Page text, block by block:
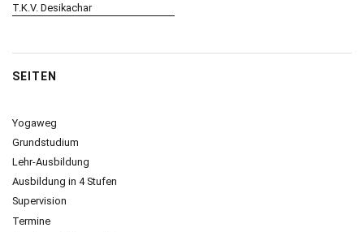
T.K.V. Desikachar
SEITEN
Yogaweg
Grundstudium
Lehr-Ausbildung
Ausbildung in 4 Stufen
Supervision
Termine